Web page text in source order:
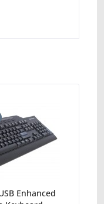
Enhanced